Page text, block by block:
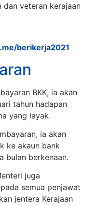
dan veteran kerajaan
berikerja2021
BKK, ia akan
tahun hadapan
yang layak.
ia akan
ke akaun bank
bulan berkenaan.
juga
semua penjawat
jentera Kerajaan